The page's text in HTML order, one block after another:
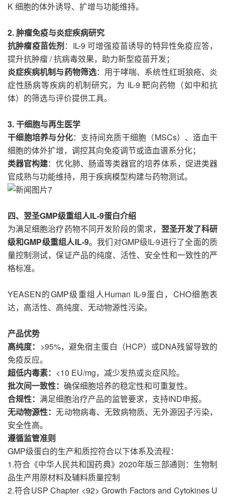
K 细胞的体外诱导、扩增与功能维持。
2. 肿瘤免疫与炎症疾病研究
抗肿瘤疫苗佐剂：IL-9 可增强疫苗诱导的特异性免疫应答，
提升抗肿瘤 / 抗病毒效果，助力新型疫苗开发；
炎症疾病机制与药物筛选：用于哮喘、系统性红斑狼疮、炎
症性肠病等疾病的机制研究，为 IL-9 靶向药物（如中和抗
体）的筛选与评价提供工具。
3. 干细胞与再生医学
干细胞培养与分化：支持间充质干细胞（MSCs）、造血干
细胞的体外扩增，调控其向免疫调节或造血谱系分化；
类器官构建：优化肺、肠道等类器官的培养体系，促进类器
官成熟与功能维持，用于疾病模型构建与药物测试。
四、翌圣GMP级重组人IL-9蛋白介绍
为满足细胞治疗药物不同开发阶段的需求， 翌圣开发了科研
级和GMP级重组人IL-9。我们对GMP级IL-9进行了全面的质
量控制测试，保证产品的纯度、活性、安全性和一致性的严
格标准。
YEASEN的GMP级重组人Human IL-9蛋白，CHO细胞表
达，高活性、高纯度、无动物源性污染。
产品优势
高纯度： >95%，避免宿主蛋白（HCP）或DNA残留导致的
免疫反应。
超低内毒素： <10 EU/mg，减少发热或炎症风险。
批次间一致性： 确保细胞培养的稳定性和可重复性。
合规性： 满足细胞治疗产品的监管要求，支持IND申报。
无动物源性：无动物病毒、无致病物质、无外源因子污染，
安全性高。
遵循监管准则
GMP级蛋白的生产和质控符合以下体系及流程：
1.符合《中华人民共和国药典》2020年版三部通则：生物制
品生产用原材料及辅料质量控制
2.符合USP Chapter <92> Growth Factors and Cytokines U